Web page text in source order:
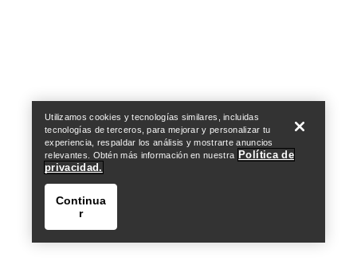
Utilizamos cookies y tecnologías similares, incluidas
tecnologías de terceros, para mejorar y personalizar tu
experiencia, respaldar los análisis y mostrarte anuncios
relevantes. Obtén más información en nuestra Política de
privacidad.
Continua
r